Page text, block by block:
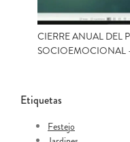
CIERRE ANUAL DEL
SOCIOEMOCIONAL
Etiquetas
Festejo